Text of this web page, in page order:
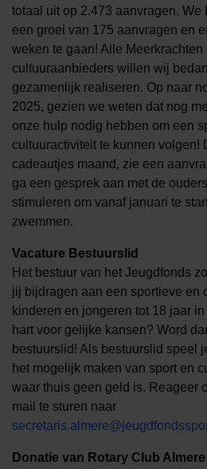
totaal uit op 2.473 aanvragen. We
een groei van 175 aanvragen en
weken te gaan! Alle Meerkrachten
cultuuraanbieders willen wij
gezamenlijk realiseren. Op naar
2025, gezien we weten dat nog
onze hulp nodig hebben om een
cultuuractiviteit te kunnen volgen!
cadeautjes maand, zie een
ga een gesprek aan met de
stimuleren om vanaf januari te
zwemmen.
Vacature Bestuurslid
Het bestuur van het Jeugdfonds
jij bijdragen aan een sportieve en
kinderen en jongeren tot 18 jaar
hart voor gelijke kansen? Word
bestuurslid! Als bestuurslid speel
het mogelijk maken van sport en
waar thuis geen geld is. Reageer
mail te sturen naar
Donatie van Rotary Club